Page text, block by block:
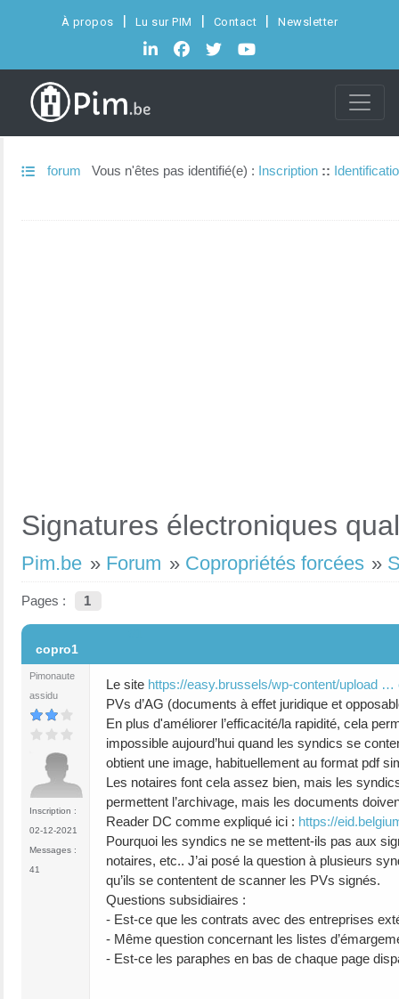
À propos Lu sur PIM Contact Newsletter
forum Vous n'êtes pas identifié(e) : Inscription ::
Signatures électroniques
Pim.be » Forum » Copropriétés forcées »
Pages : 1
copro1
Pimonaute
assidu
Inscription :
02-12-2021
Messages :
41
Le site https://easy.brussels/wp-content/upload …
PVs d’AG (documents à effet juridique et
En plus d'améliorer l’efficacité/la rapidité, cela
impossible aujourd’hui quand les syndics se
obtient une image, habituellement au format pdf
Les notaires font cela assez bien, mais les
permettent l’archivage, mais les documents
Reader DC comme expliqué ici : https://
Pourquoi les syndics ne se mettent-ils pas aux
notaires, etc.. J’ai posé la question à plusieurs
qu’ils se contentent de scanner les PVs signés.
Questions subsidiaires :
- Est-ce que les contrats avec des entreprises
- Même question concernant les listes
- Est-ce les paraphes en bas de chaque page